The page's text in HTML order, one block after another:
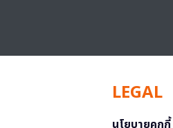
LEGAL
นโยบายคุกกี้